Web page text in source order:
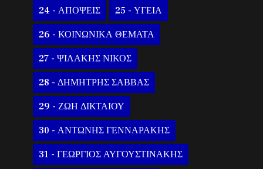
24 - ΑΠΟΨΕΙΣ 25 - ΥΓΕΙΑ
26 - ΚΟΙΝΩΝΙΚΑ ΘΕΜΑΤΑ
27 - ΨΙΛΑΚΗΣ ΝΙΚΟΣ
28 - ΔΗΜΗΤΡΗΣ ΣΑΒΒΑΣ
29 - ΖΩΗ ΔΙΚΤΑΙΟΥ
30 - ΑΝΤΩΝΗΣ ΓΕΝΝΑΡΑΚΗΣ
31 - ΓΕΩΡΓΙΟΣ ΑΥΓΟΥΣΤΙΝΑΚΗΣ